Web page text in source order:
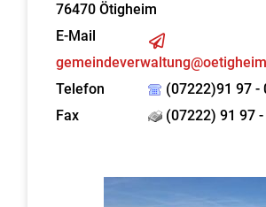
76470 Ötigheim
E-Mail
Telefon
(07222)91 97 -
Fax
(07222) 91 97